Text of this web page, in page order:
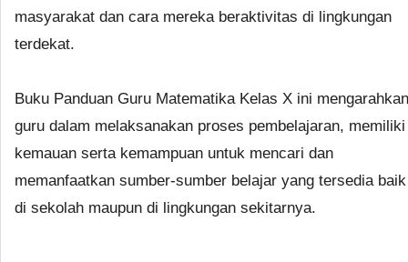
masyarakat dan cara mereka beraktivitas di lingkungan
terdekat.
Buku Panduan Guru Matematika Kelas X ini mengarahkan
guru dalam melaksanakan proses pembelajaran, memiliki
kemauan serta kemampuan untuk mencari dan
memanfaatkan sumber-sumber belajar yang tersedia baik
di sekolah maupun di lingkungan sekitarnya.